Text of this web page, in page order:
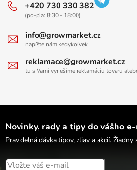
+420 730 330 382
(po-pia: 8:30 - 18:00)
info@growmarket.cz
napíšte nám kedykoľvek
reklamace@growmarket.cz
tu s Vami vyriešime reklamáciu tovaru
Novinky, rady a tipy do vášho
Pravidelná dávka tipov, zliav a akcií. Žiadny